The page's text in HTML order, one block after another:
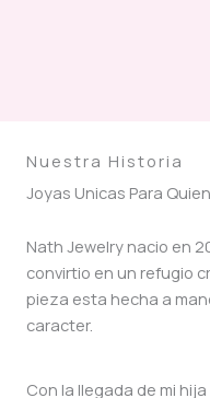
Nuestra Historia
Joyas Unicas Para
Nath Jewelry nacio en
convirtio en un refugio
pieza esta hecha a
caracter.
Con la llegada de mi